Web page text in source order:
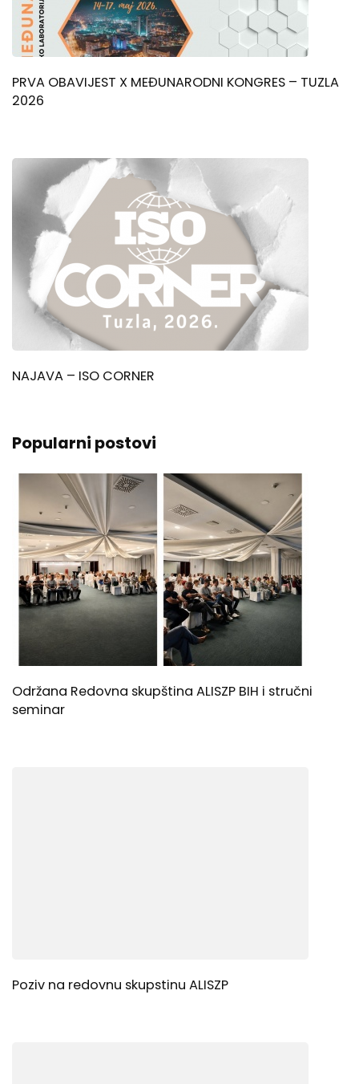
PRVA OBAVIJEST X MEĐUNARODNI KONGRES – TUZLA
2026
NAJAVA – ISO CORNER
Popularni postovi
Održana Redovna skupština ALISZP BIH i stručni
seminar
Poziv na redovnu skupstinu ALISZP